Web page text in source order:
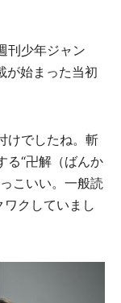
刊少年ジャン
が始まった当初
けでしたね。斬
る“卍解（ばんか
こいい。一般読
クしていまし